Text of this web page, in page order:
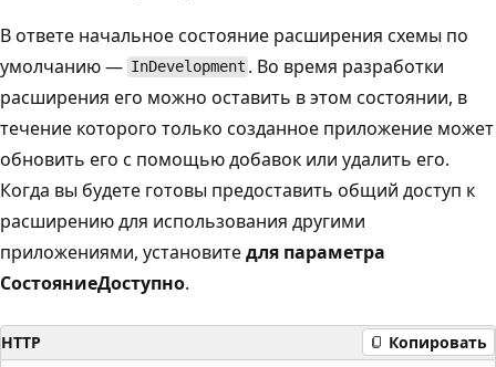
В ответе начальное состояние расширения схемы по
умолчанию — InDevelopment . Во время разработки
расширения его можно оставить в этом состоянии, в
течение которого только созданное приложение может
обновить его с помощью добавок или удалить его.
Когда вы будете готовы предоставить общий доступ к
расширению для использования другими
приложениями, установитедля параметра
СостояниеДоступно.
HTTP Копировать